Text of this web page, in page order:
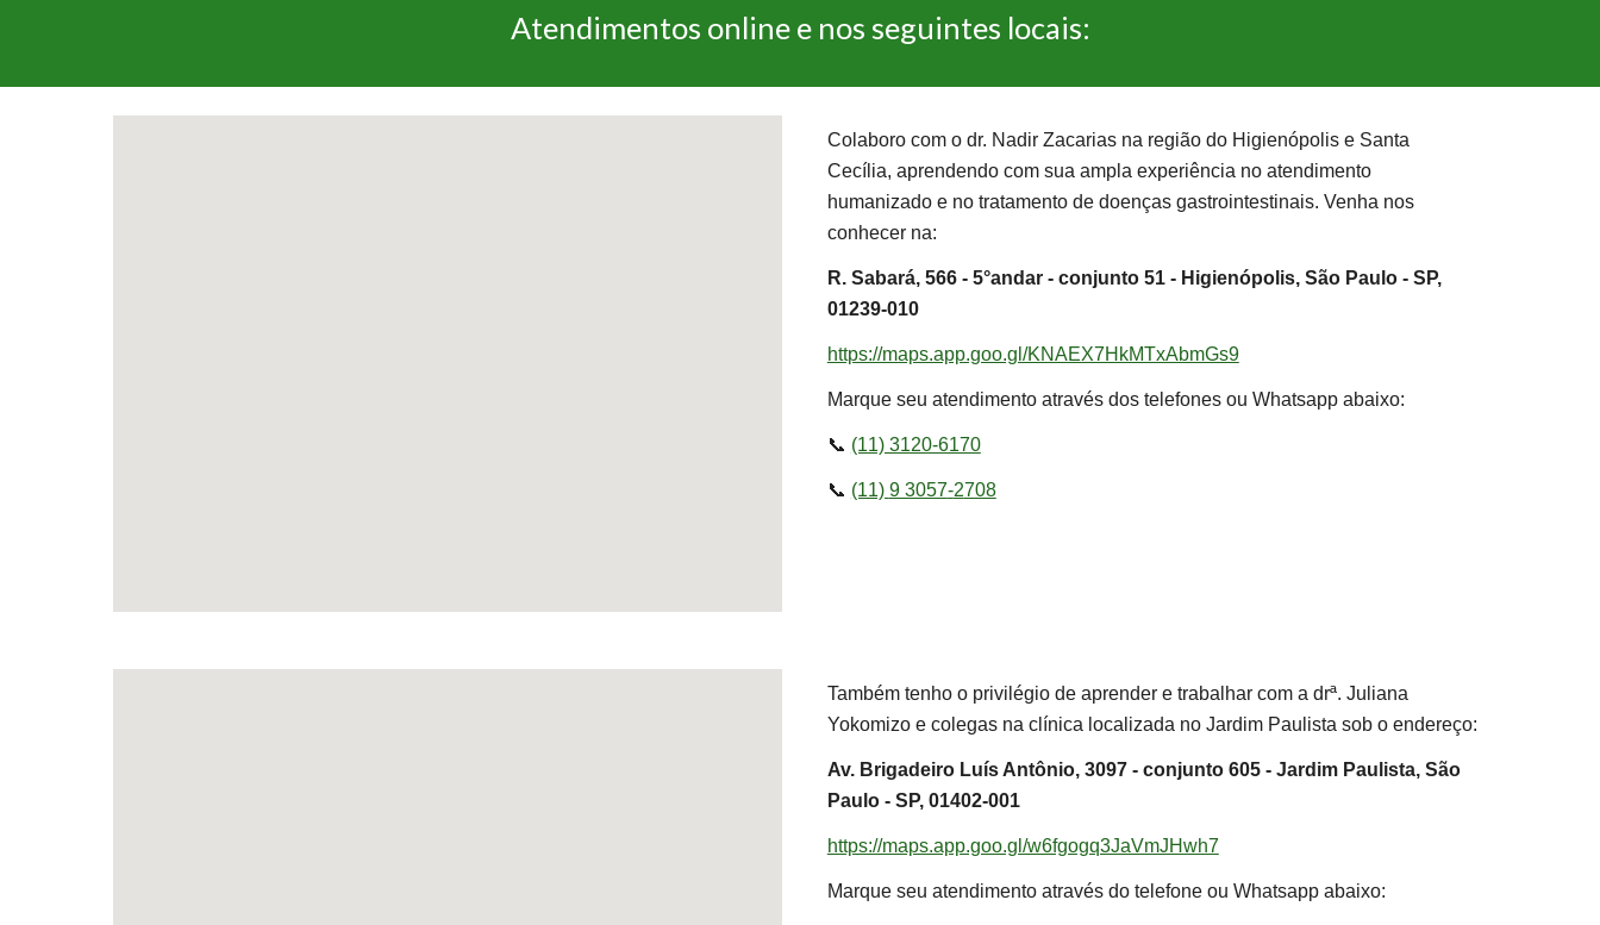
Atendimentos online e nos seguintes locais:
Colaboro com o dr. Nadir Zacarias na região do Higienópolis e Santa
Cecília, aprendendo com sua ampla experiência no atendimento
humanizado e no tratamento de doenças gastrointestinais. Venha nos
conhecer na:
R. Sabará, 566 - 5°andar - conjunto 51 - Higienópolis, São Paulo - SP,
01239-010
https://maps.app.goo.gl/KNAEX7HkMTxAbmGs9
Marque seu atendimento através dos telefones ou Whatsapp abaixo:
📞 (11) 3120-6170
📞 (11) 9 3057-2708
Também tenho o privilégio de aprender e trabalhar com a drª. Juliana
Yokomizo e colegas na clínica localizada no Jardim Paulista sob o endereço:
Av. Brigadeiro Luís Antônio, 3097 - conjunto 605 - Jardim Paulista, São
Paulo - SP, 01402-001
https://maps.app.goo.gl/w6fgogq3JaVmJHwh7
Marque seu atendimento através do telefone ou Whatsapp abaixo: